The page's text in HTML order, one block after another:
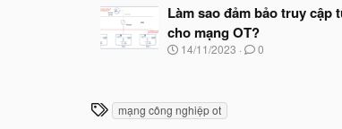
b
ắ
t
đ
Làm sao đảm bảo truy cập
cho mạng OT?
N
b
ắ
14/11/2023 0
Tmạng công nghiệp ot